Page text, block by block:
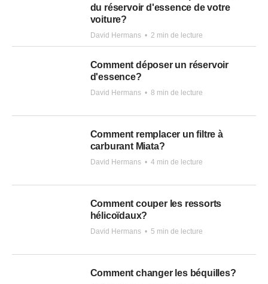
du réservoir d'essence de votre
voiture?
David Hermans • 2 min de lecture
Comment déposer un réservoir
d'essence?
David Hermans • 8 min de lecture
Comment remplacer un filtre à
carburant Miata?
David Hermans • 4 min de lecture
Comment couper les ressorts
hélicoïdaux?
David Hermans • 5 min de lecture
Comment changer les béquilles?